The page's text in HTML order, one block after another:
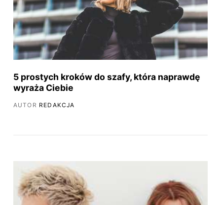
5 prostych kroków do szafy, która naprawdę
wyraża Ciebie
AUTOR REDAKCJA